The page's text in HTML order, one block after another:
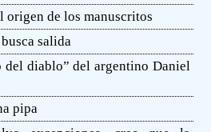
origen de los manuscritos
salida
del diablo” del argentino Daniel
pipa